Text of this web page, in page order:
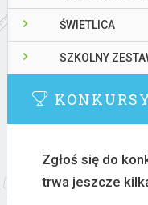
ŚWIETLICA
SZKOLNY
Zgłoś się do
trwa jeszcze